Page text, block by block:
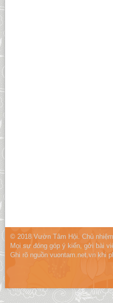
© 2018 Vườn Tâm Hội. Chủ
Mọi sự đóng góp ý kiến, gởi bài
Ghi rõ nguồn vuontam.net.vn khi